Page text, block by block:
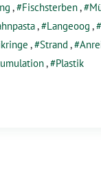
, Fischsterben,
, Langeoog ,
, Strand ,
, Plastik